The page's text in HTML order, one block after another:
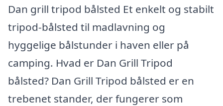
Dan grill tripod bålsted Et enkelt og stabilt
tripod-bålsted til madlavning og
hyggelige bålstunder i haven eller på
camping. Hvad er Dan Grill Tripod
bålsted? Dan Grill Tripod bålsted er en
trebenet stander, der fungerer som